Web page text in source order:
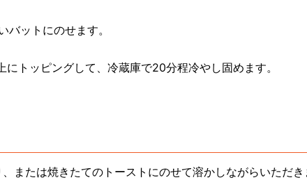
ットにのせます。
トッピングして、冷蔵庫で20分程冷やし固めます。
または焼きたてのトーストにのせて溶かしながらいただき